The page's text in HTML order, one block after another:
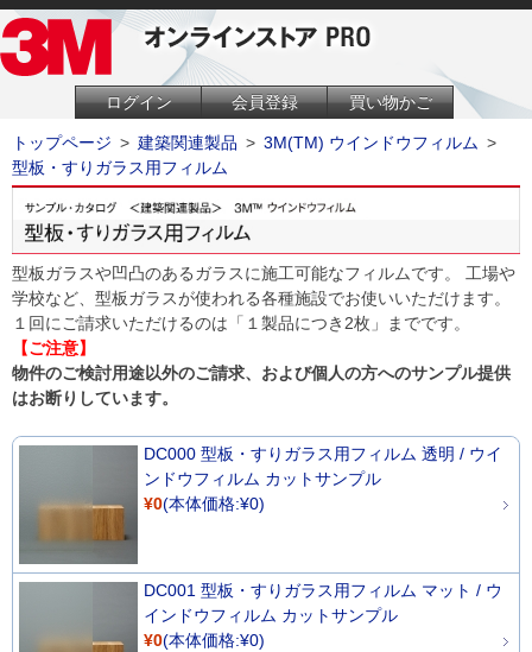
ログイン 会員登録 買い物かご
トップページ > 建築関連製品 > 3M(TM) ウインドウフィルム >
型板・すりガラス用フィルム
型板ガラスや凹凸のあるガラスに施工可能なフィルムです。 工場や
学校など、型板ガラスが使われる各種施設でお使いいただけます。
１回にご請求いただけるのは「１製品につき2枚」までです。
【ご注意】
物件のご検討用途以外のご請求、および個人の方へのサンプル提供
はお断りしています。
DC000 型板・すりガラス用フィルム 透明 / ウイ
ンドウフィルム カットサンプル
¥0(本体価格:¥0)
DC001 型板・すりガラス用フィルム マット / ウ
インドウフィルム カットサンプル
¥0(本体価格:¥0)